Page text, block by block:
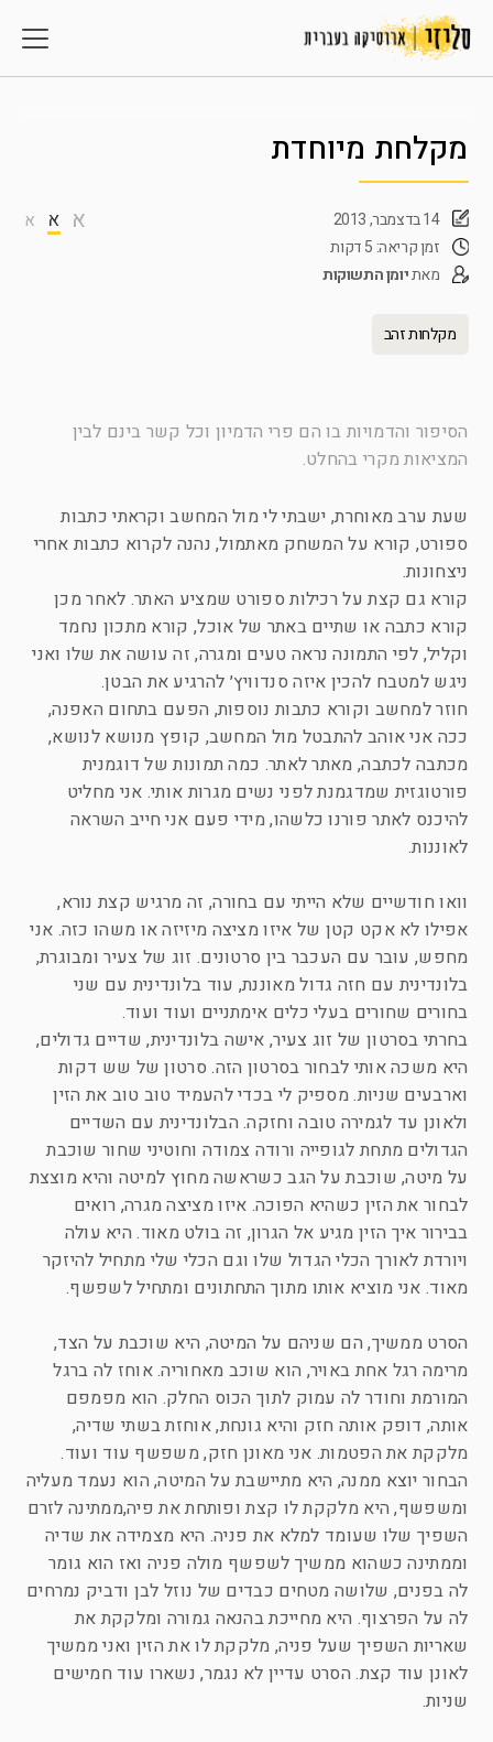
מקלחת מיוחדת
א א א
14 בדצמבר, 2013
זמן קריאה: 5 דקות
מאתיומן התשוקות
מקלחות זהב
הסיפור והדמויות בו הם פרי הדמיון וכל קשר בינם לבין
המציאות מקרי בהחלט.
שעת ערב מאוחרת, ישבתי לי מול המחשב וקראתי כתבות
ספורט, קורא על המשחק מאתמול, נהנה לקרוא כתבות אחרי
ניצחונות.
קורא גם קצת על רכילות ספורט שמציע האתר. לאחר מכן
קורא כתבה או שתיים באתר של אוכל, קורא מתכון נחמד
וקליל, לפי התמונה נראה טעים ומגרה, זה עושה את שלו ואני
ניגש למטבח להכין איזה סנדוויץ׳ להרגיע את הבטן.
חוזר למחשב וקורא כתבות נוספות, הפעם בתחום האפנה,
ככה אני אוהב להתבטל מול המחשב, קופץ מנושא לנושא,
מכתבה לכתבה, מאתר לאתר. כמה תמונות של דוגמנית
פורטוגזית שמדגמנת לפני נשים מגרות אותי. אני מחליט
להיכנס לאתר פורנו כלשהו, מידי פעם אני חייב השראה
לאוננות.
וואו חודשיים שלא הייתי עם בחורה, זה מרגיש קצת נורא,
אפילו לא אקט קטן של איזו מציצה מיזיזה או משהו כזה. אני
מחפש, עובר עם העכבר בין סרטונים. זוג של צעיר ומבוגרת,
בלונדינית עם חזה גדול מאוננת, עוד בלונדינית עם שני
בחורים שחורים בעלי כלים אימתניים ועוד ועוד.
בחרתי בסרטון של זוג צעיר, אישה בלונדינית, שדיים גדולים,
היא משכה אותי לבחור בסרטון הזה. סרטון של שש דקות
וארבעים שניות. מספיק לי בכדי להעמיד טוב טוב את הזין
ולאונן עד לגמירה טובה וחזקה. הבלונדינית עם השדיים
הגדולים מתחת לגופייה ורודה צמודה וחוטיני שחור שוכבת
על מיטה, שוכבת על הגב כשראשה מחוץ למיטה והיא מוצצת
לבחור את הזין כשהיא הפוכה. איזו מציצה מגרה, רואים
בבירור איך הזין מגיע אל הגרון, זה בולט מאוד. היא עולה
ויורדת לאורך הכלי הגדול שלו וגם הכלי שלי מתחיל להיזקר
מאוד. אני מוציא אותו מתוך התחתונים ומתחיל לשפשף.
הסרט ממשיך, הם שניהם על המיטה, היא שוכבת על הצד,
מרימה רגל אחת באויר, הוא שוכב מאחוריה. אוחז לה ברגל
המורמת וחודר לה עמוק לתוך הכוס החלק. הוא מפמפם
אותה, דופק אותה חזק והיא גונחת, אוחזת בשתי שדיה,
מלקקת את הפטמות. אני מאונן חזק, משפשף עוד ועוד.
הבחור יוצא ממנה, היא מתיישבת על המיטה, הוא נעמד מעליה
ומשפשף, היא מלקקת לו קצת ופותחת את פיה,ממתינה לזרם
השפיך שלו שעומד למלא את פניה. היא מצמידה את שדיה
וממתינה כשהוא ממשיך לשפשף מולה פניה ואז הוא גומר
לה בפנים, שלושה מטחים כבדים של נוזל לבן ודביק נמרחים
לה על הפרצוף. היא מחייכת בהנאה גמורה ומלקקת את
שאריות השפיך שעל פניה, מלקקת לו את הזין ואני ממשיך
לאונן עוד קצת. הסרט עדיין לא נגמר, נשארו עוד חמישים
שניות.